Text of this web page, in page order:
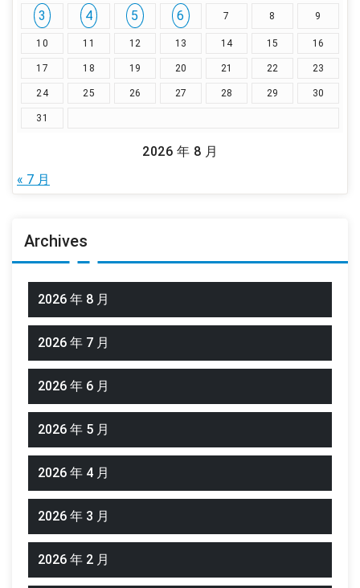
2026 年 8 月
3
4 5 6 7 8 9
10 11 12 13 14 15 16
17 18 19 20 21 22 23
24 25 26 27 28 29 30
31
« 7 月
Archives
2026 年 8 月
2026 年 7 月
2026 年 6 月
2026 年 5 月
2026 年 4 月
2026 年 3 月
2026 年 2 月